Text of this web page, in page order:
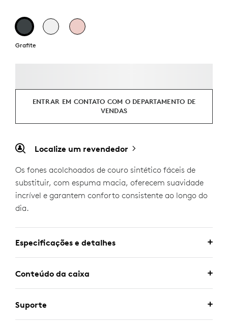
Grafite
ENTRAR EM CONTATO COM O DEPARTAMENTO DE
VENDAS
Localize um revendedor
Os fones acolchoados de couro sintético fáceis de
substituir, com espuma macia, oferecem suavidade
incrível e garantem conforto consistente ao longo do
dia.
Especificações e detalhes
Conteúdo da caixa
Suporte